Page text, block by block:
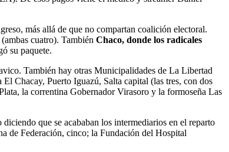
más allá de que no compartan coalición electoral.
cuatro). También Chaco, donde los radicales
su paquete.
También hay otras Municipalidades de La Libertad
Chacay, Puerto Iguazú, Salta capital (las tres, con dos
la correntina Gobernador Virasoro y la formoseña Las
que se acababan los intermediarios en el reparto
de Federación, cinco; la Fundación del Hospital